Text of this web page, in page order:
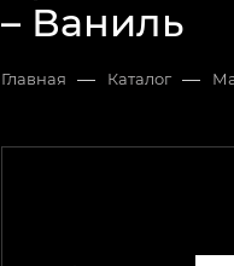
– Ваниль
Главная — Каталог —